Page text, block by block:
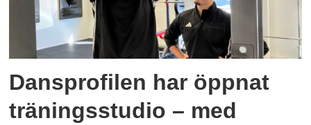
Dansprofilen har öppnat
träningsstudio – med